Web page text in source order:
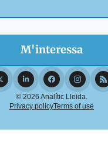
© 2026 Analític Lleida.
Privacy policyTerms of use